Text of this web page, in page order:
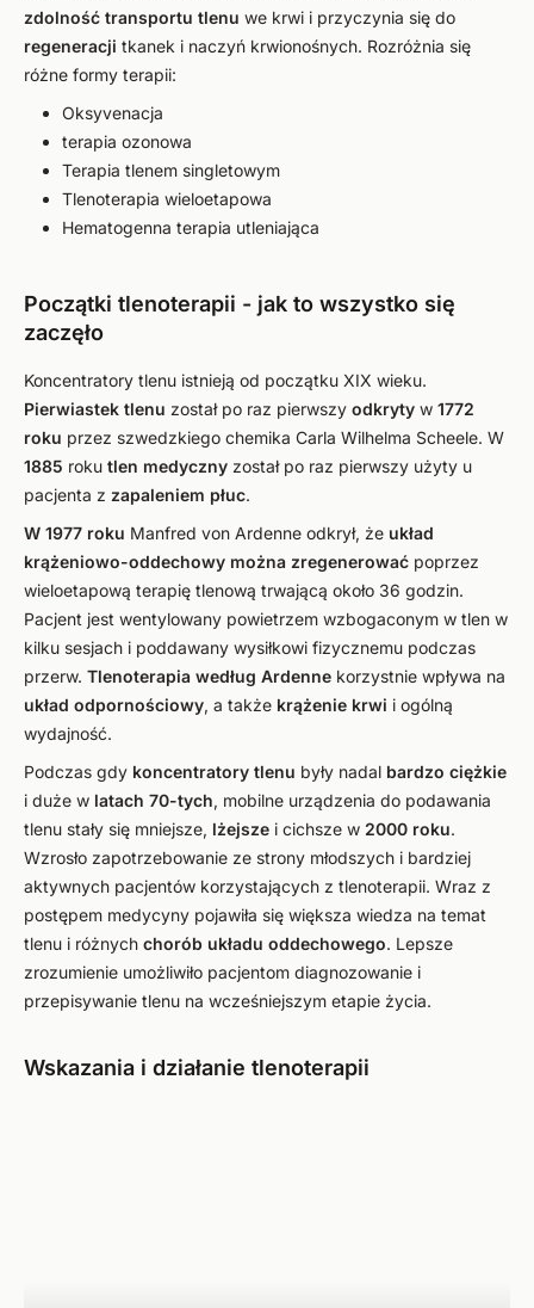
zdolność transportu tlenu we krwi i przyczynia się do
regeneracji tkanek i naczyń krwionośnych. Rozróżnia się
różne formy terapii:
Oksyvenacja
terapia ozonowa
Terapia tlenem singletowym
Tlenoterapia wieloetapowa
Hematogenna terapia utleniająca
Początki tlenoterapii - jak to wszystko się
zaczęło
Koncentratory tlenu istnieją od początku XIX wieku.
Pierwiastek tlenu został po raz pierwszy odkryty w 1772
roku przez szwedzkiego chemika Carla Wilhelma Scheele. W
1885 roku tlen medyczny został po raz pierwszy użyty u
pacjenta z zapaleniem płuc.
W 1977 roku Manfred von Ardenne odkrył, że układ
krążeniowo-oddechowy można zregenerować poprzez
wieloetapową terapię tlenową trwającą około 36 godzin.
Pacjent jest wentylowany powietrzem wzbogaconym w tlen w
kilku sesjach i poddawany wysiłkowi fizycznemu podczas
przerw. Tlenoterapia według Ardenne korzystnie wpływa na
układ odpornościowy, a także krążenie krwi i ogólną
wydajność.
Podczas gdy koncentratory tlenu były nadal bardzo ciężkie
i duże w latach 70-tych, mobilne urządzenia do podawania
tlenu stały się mniejsze, lżejsze i cichsze w 2000 roku.
Wzrosło zapotrzebowanie ze strony młodszych i bardziej
aktywnych pacjentów korzystających z tlenoterapii. Wraz z
postępem medycyny pojawiła się większa wiedza na temat
tlenu i różnych chorób układu oddechowego. Lepsze
zrozumienie umożliwiło pacjentom diagnozowanie i
przepisywanie tlenu na wcześniejszym etapie życia.
Wskazania i działanie tlenoterapii